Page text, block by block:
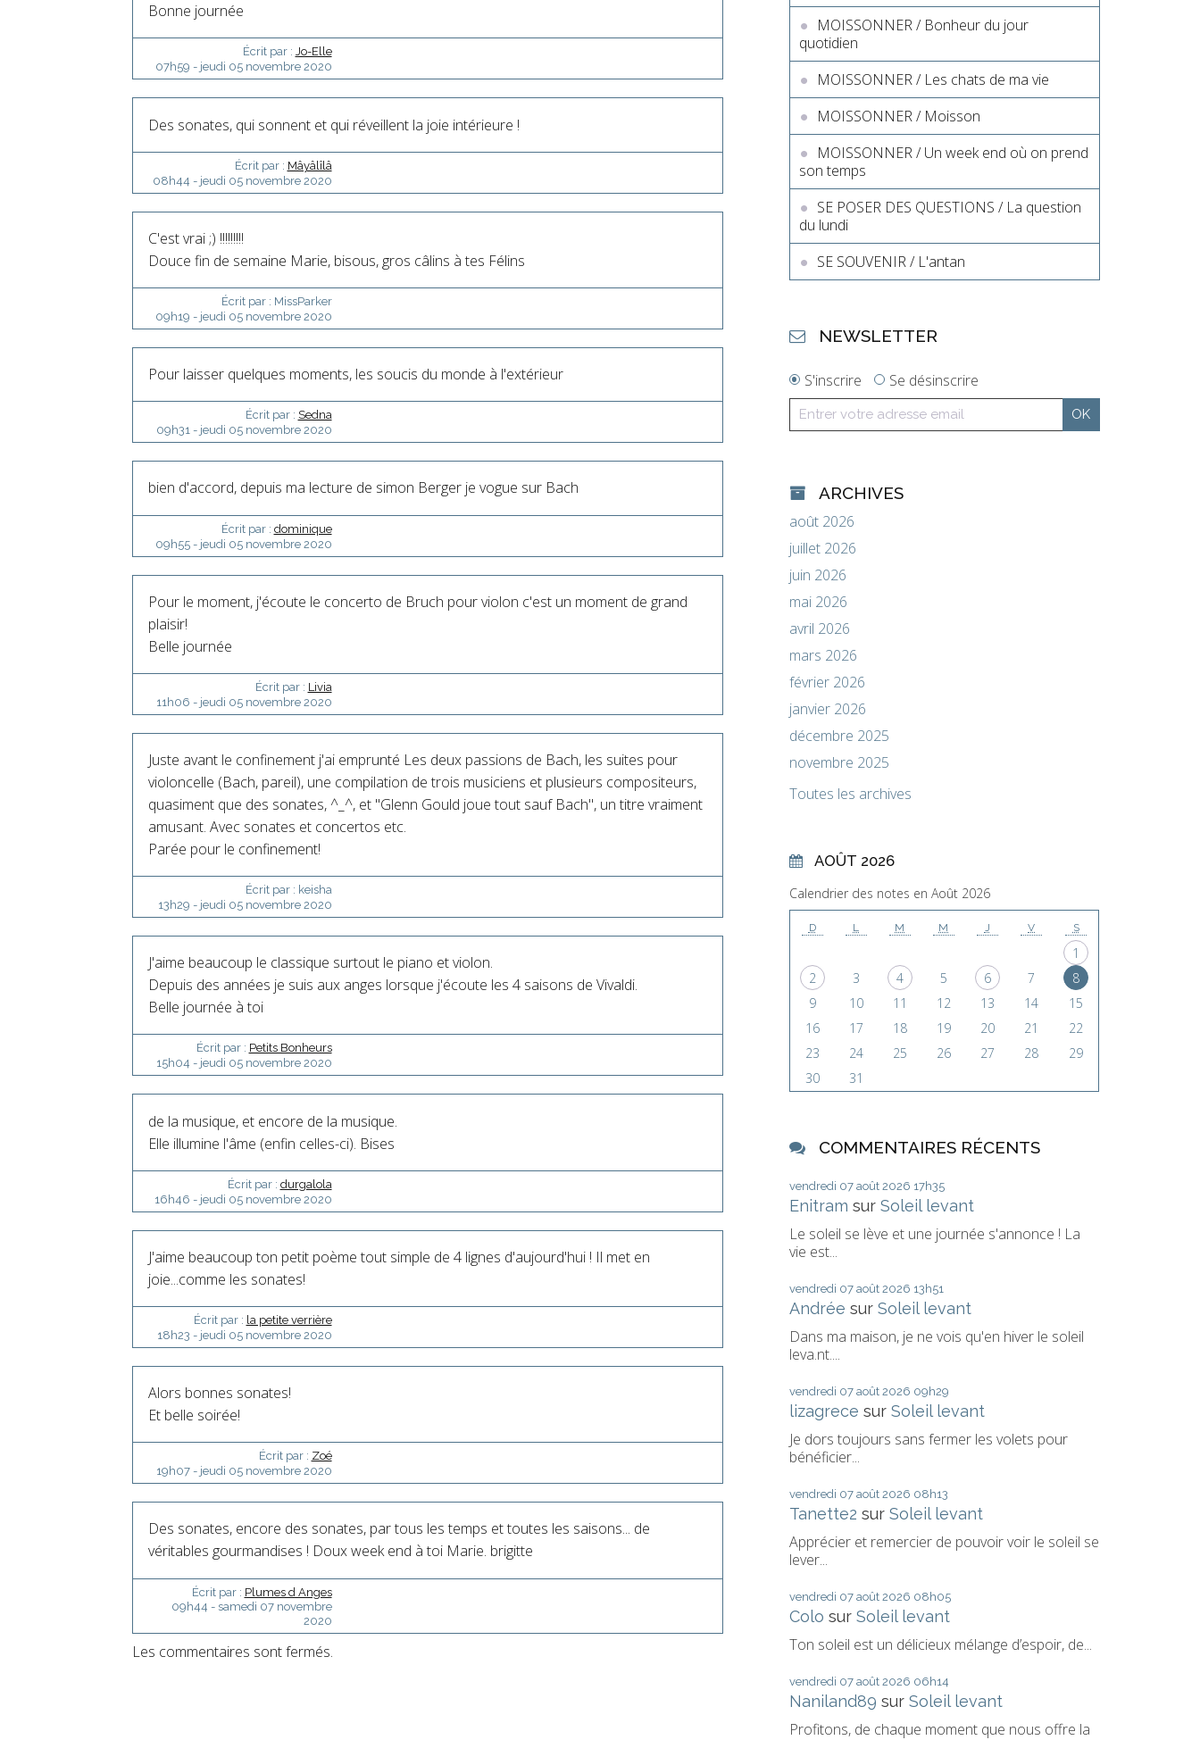
Bonne journée
Écrit par : Jo-Elle
07h59 - jeudi 05 novembre 2020
Des sonates, qui sonnent et qui réveillent la joie intérieure !
Écrit par : Mâyâlîlâ
08h44 - jeudi 05 novembre 2020
C'est vrai ;) !!!!!!!!!
Douce fin de semaine Marie, bisous, gros câlins à tes Félins
Écrit par : MissParker
09h19 - jeudi 05 novembre 2020
Pour laisser quelques moments, les soucis du monde à l'extérieur
Écrit par : Sedna
09h31- jeudi 05 novembre 2020
bien d'accord, depuis ma lecture de simon Berger je vogue sur Bach
Écrit par : dominique
09h55- jeudi 05 novembre 2020
Pour le moment, j'écoute le concerto de Bruch pour violon c'est un moment de grand
plaisir!
Belle journée
Écrit par : Livia
11h06 - jeudi 05 novembre 2020
Juste avant le confinement j'ai emprunté Les deux passions de Bach, les suites pour
violoncelle (Bach, pareil), une compilation de trois musiciens et plusieurs compositeurs,
quasiment que des sonates, ^_^, et "Glenn Gould joue tout sauf Bach", un titre vraiment
amusant. Avec sonates et concertos etc.
Parée pour le confinement!
Écrit par : keisha
13h29 - jeudi 05 novembre 2020
J'aime beaucoup le classique surtout le piano et violon.
Depuis des années je suis aux anges lorsque j'écoute les 4 saisons de Vivaldi.
Belle journée à toi
Écrit par : Petits Bonheurs
15h04 - jeudi 05 novembre 2020
de la musique, et encore de la musique.
Elle illumine l'âme (enfin celles-ci). Bises
Écrit par : durgalola
16h46 - jeudi 05 novembre 2020
J'aime beaucoup ton petit poème tout simple de 4 lignes d'aujourd'hui ! Il met en
joie...comme les sonates!
Écrit par : la petite verrière
18h23 - jeudi 05 novembre 2020
Alors bonnes sonates!
Et belle soirée!
Écrit par : Zoé
19h07- jeudi 05 novembre 2020
Des sonates, encore des sonates, par tous les temps et toutes les saisons... de
véritables gourmandises ! Doux week end à toi Marie. brigitte
Écrit par : Plumes d Anges
09h44 - samedi 07 novembre
2020
Les commentaires sont fermés.
MOISSONNER / Bonheur du jour
quotidien
MOISSONNER / Les chats de ma vie
MOISSONNER / Moisson
MOISSONNER / Un week end où on prend
son temps
SE POSER DES QUESTIONS / La question
du lundi
SE SOUVENIR / L'antan
NEWSLETTER
S'inscrire Se désinscrire
ARCHIVES
août 2026
juillet 2026
juin 2026
mai 2026
avril 2026
mars 2026
février 2026
janvier 2026
décembre 2025
novembre 2025
Toutes les archives
AOÛT 2026
Calendrier des notes en Août 2026
D L M M J V S
1
2
3 4 5 6 7
8
9
10 11 12 13 14
15
16
17 18 19 20 21
22
23
24 25 26 27 28
29
30
31
COMMENTAIRES RÉCENTS
vendredi 07 août 2026 17h35
Enitram surSoleil levant
Le soleil se lève et une journée s'annonce ! La
vie est...
vendredi 07 août 2026 13h51
Andrée surSoleil levant
Dans ma maison, je ne vois qu'en hiver le soleil
leva.nt....
vendredi 07 août 2026 09h29
lizagrece surSoleil levant
Je dors toujours sans fermer les volets pour
bénéficier...
vendredi 07 août 2026 08h13
Tanette2 surSoleil levant
Apprécier et remercier de pouvoir voir le soleil se
lever...
vendredi 07 août 2026 08h05
Colo surSoleil levant
Ton soleil est un délicieux mélange d’espoir, de...
vendredi 07 août 2026 06h14
Naniland89 surSoleil levant
Profitons, de chaque moment que nous offre la